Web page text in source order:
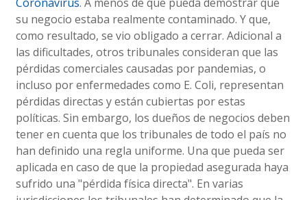
su negocio estaba realmente contaminado. Y que,
como resultado, se vio obligado a cerrar. Adicional a
las dificultades, otros tribunales consideran que las
pérdidas comerciales causadas por pandemias, o
incluso por enfermedades como E. Coli, representan
pérdidas directas y están cubiertas por estas
políticas. Sin embargo, los dueños de negocios deben
tener en cuenta que los tribunales de todo el país no
han definido una regla uniforme. Una que pueda ser
aplicada en caso de que la propiedad asegurada haya
sufrido una "pérdida física directa". En varias